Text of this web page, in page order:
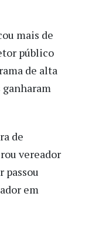
mais de
público
de alta
ganharam
de
vereador
passou
em